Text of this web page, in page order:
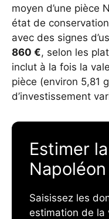
moyen d’une pièce
état de
avec des signes
860 €, selon les
inclut à la fois la
pièce (environ 5,81
d’investissement
Estimer
Saisissez les
estimation de la